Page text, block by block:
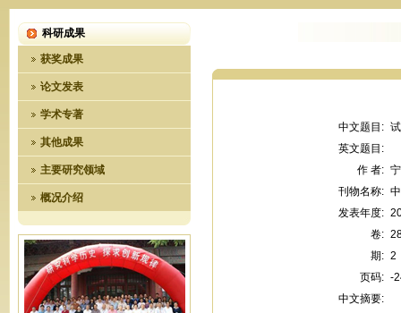
科研成果
获奖成果
论文发表
学术专著
其他成果
主要研究领域
概况介绍
中文题目:
英文题目:
作 者:
刊物名称:
发表年度:
卷:
期: 2
页码: -
中文摘要: